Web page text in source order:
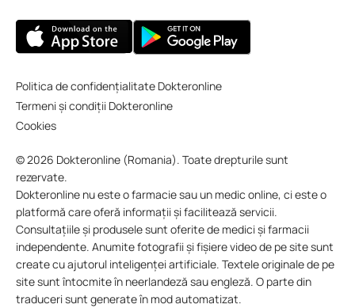
Politica de confidențialitate Dokteronline
Termeni și condiții Dokteronline
Cookies
© 2026 Dokteronline (Romania). Toate drepturile sunt
rezervate.
Dokteronline nu este o farmacie sau un medic online, ci este o
platformă care oferă informații și facilitează servicii.
Consultațiile și produsele sunt oferite de medici și farmacii
independente. Anumite fotografii și fișiere video de pe site sunt
create cu ajutorul inteligenței artificiale. Textele originale de pe
site sunt întocmite în neerlandeză sau engleză. O parte din
traduceri sunt generate în mod automatizat.